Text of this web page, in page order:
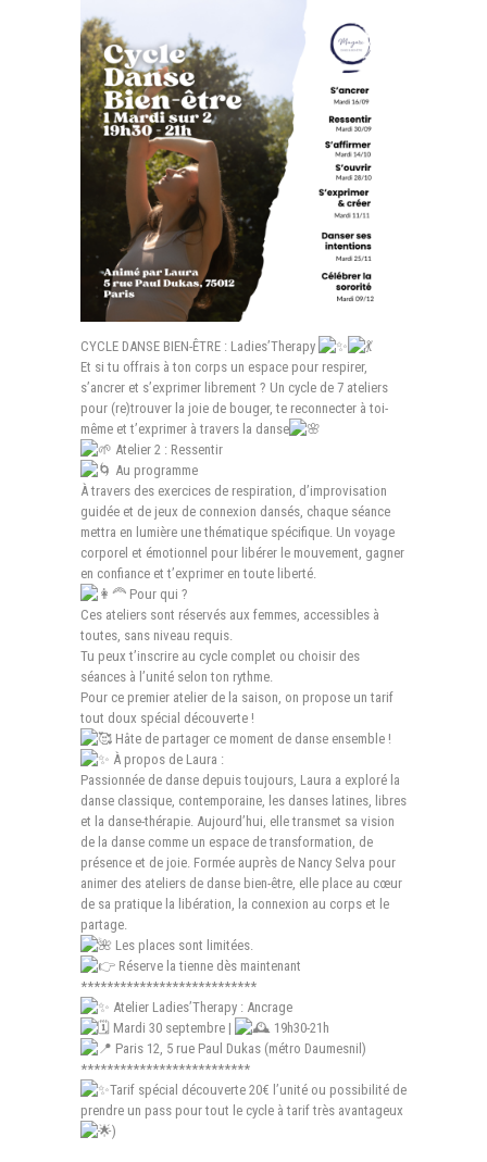
CYCLE DANSE BIEN-ÊTRE : Ladies’Therapy
Et si tu offrais à ton corps un espace pour respirer,
s’ancrer et s’exprimer librement ? Un cycle de 7 ateliers
pour (re)trouver la joie de bouger, te reconnecter à toi-
même et t’exprimer à travers la danse
Atelier 2 : Ressentir
Au programme
À travers des exercices de respiration, d’improvisation
guidée et de jeux de connexion dansés, chaque séance
mettra en lumière une thématique spécifique. Un voyage
corporel et émotionnel pour libérer le mouvement, gagner
en confiance et t’exprimer en toute liberté.
Pour qui ?
Ces ateliers sont réservés aux femmes, accessibles à
toutes, sans niveau requis.
Tu peux t’inscrire au cycle complet ou choisir des
séances à l’unité selon ton rythme.
Pour ce premier atelier de la saison, on propose un tarif
tout doux spécial découverte !
Hâte de partager ce moment de danse ensemble !
À propos de Laura :
Passionnée de danse depuis toujours, Laura a exploré la
danse classique, contemporaine, les danses latines, libres
et la danse-thérapie. Aujourd’hui, elle transmet sa vision
de la danse comme un espace de transformation, de
présence et de joie. Formée auprès de Nancy Selva pour
animer des ateliers de danse bien-être, elle place au cœur
de sa pratique la libération, la connexion au corps et le
partage.
Les places sont limitées.
Réserve la tienne dès maintenant
***************************
Atelier Ladies’Therapy : Ancrage
Mardi 30 septembre |
19h30-21h
Paris 12, 5 rue Paul Dukas (métro Daumesnil)
**************************
Tarif spécial découverte 20€ l’unité ou possibilité de
prendre un pass pour tout le cycle à tarif très avantageux
)